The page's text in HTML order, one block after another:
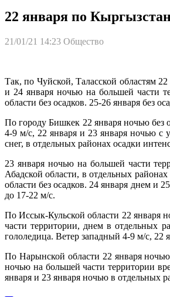
22 января по
21/01/21 14:23 Общество
Так, по Чуйской, Таласской областям
и 24 января ночью на большей части
области без осадков. 25-26 января без
По городу Бишкек 22 января ночью без
4-9 м/с, 22 января и 23 января ночью с
снег, в отдельных районах осадки
23 января ночью на большей части
Абадской области, в отдельных
области без осадков. 24 января днем и
до 17-22 м/с.
По Иссык-Кульской области 22 января
части территории, днем в отдельных
гололедица. Ветер западный 4-9 м/с, 22
По Нарынской области 22 января
ночью на большей части территории
января и 23 января ночью в отдельных